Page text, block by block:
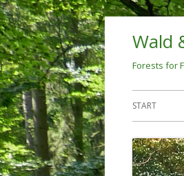
Springe
zum
Inhalt
Wald
Forests for
Menü
START